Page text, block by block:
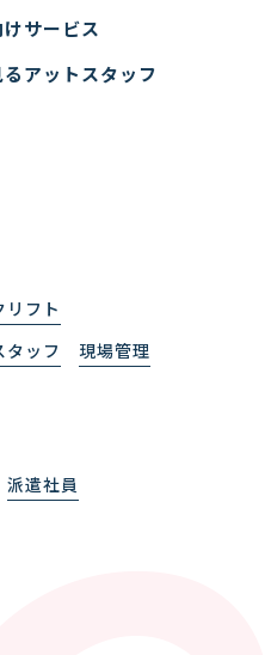
サービス
アットスタッフ
リフト
タッフ
現場管理
派遣社員